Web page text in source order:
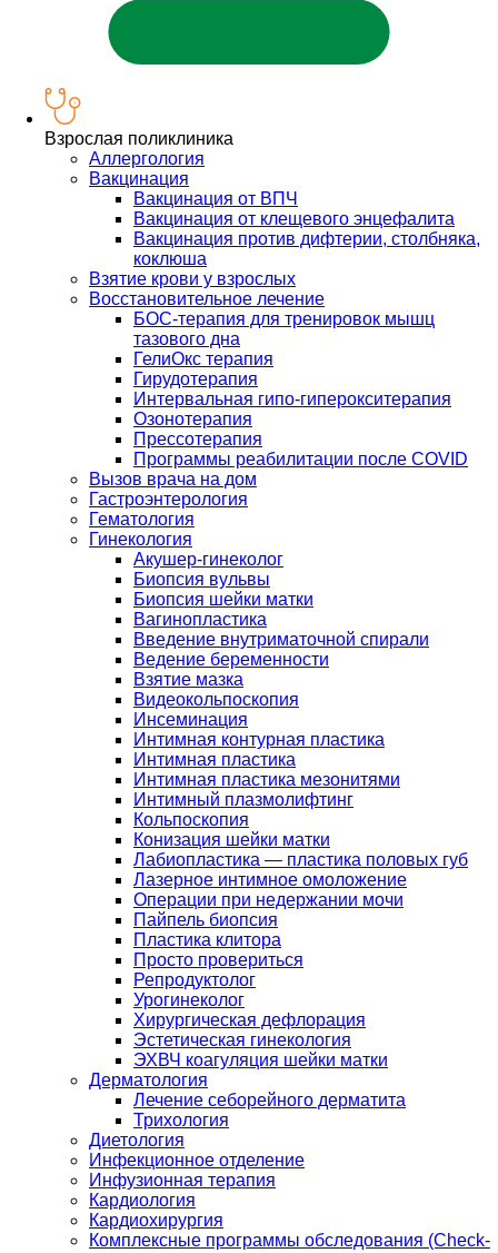
Взрослая поликлиника
Аллергология
Вакцинация
Вакцинация от ВПЧ
Вакцинация от клещевого энцефалита
Вакцинация против дифтерии, столбняка,
коклюша
Взятие крови у взрослых
Восстановительное лечение
БОС-терапия для тренировок мышц
тазового дна
ГелиОкс терапия
Гирудотерапия
Интервальная гипо-гиперокситерапия
Озонотерапия
Прессотерапия
Программы реабилитации после СOVID
Вызов врача на дом
Гастроэнтерология
Гематология
Гинекология
Акушер-гинеколог
Биопсия вульвы
Биопсия шейки матки
Вагинопластика
Введение внутриматочной спирали
Ведение беременности
Взятие мазка
Видеокольпоскопия
Инсеминация
Интимная контурная пластика
Интимная пластика
Интимная пластика мезонитями
Интимный плазмолифтинг
Кольпоскопия
Конизация шейки матки
Лабиопластика — пластика половых губ
Лазерное интимное омоложение
Операции при недержании мочи
Пайпель биопсия
Пластика клитора
Просто провериться
Репродуктолог
Урогинеколог
Хирургическая дефлорация
Эстетическая гинекология
ЭХВЧ коагуляция шейки матки
Дерматология
Лечение себорейного дерматита
Трихология
Диетология
Инфекционное отделение
Инфузионная терапия
Кардиология
Кардиохирургия
Комплексные программы обследования (Check-